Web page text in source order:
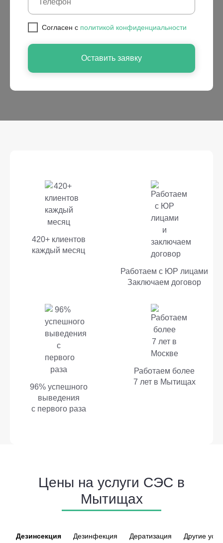
Cогласен с политикой конфиденциальности
Оставить заявку
420+ клиентов
каждый месяц
Работаем с ЮР лицами
Заключаем договор
96% успешного
выведения
с первого раза
Работаем более
7 лет в Мытищах
Цены на услуги СЭС в
Мытищах
Дезинсекция Дезинфекция Дератизация Другие